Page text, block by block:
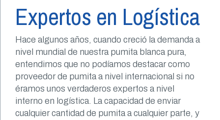
Expertos en Logística
Hace algunos años, cuando creció la demanda a
nivel mundial de nuestra pumita blanca pura,
entendimos que no podíamos destacar como
proveedor de pumita a nivel internacional si no
éramos unos verdaderos expertos a nivel
interno en logística. La capacidad de enviar
cualquier cantidad de pumita a cualquier parte, y